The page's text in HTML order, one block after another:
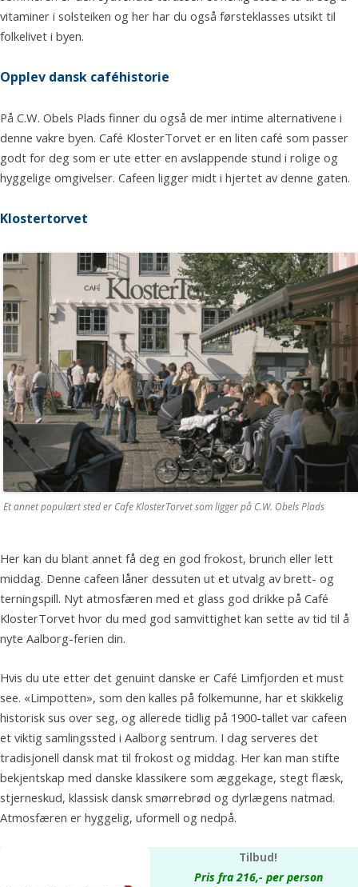
vitaminer i solsteiken og her har du også førsteklasses utsikt til
folkelivet i byen.
Opplev dansk caféhistorie
På C.W. Obels Plads finner du også de mer intime alternativene i
denne vakre byen. Café KlosterTorvet er en liten café som passer
godt for deg som er ute etter en avslappende stund i rolige og
hyggelige omgivelser. Cafeen ligger midt i hjertet av denne gaten.
Klostertorvet
Et annet populært sted er Cafe KlosterTorvet som ligger på C.W. Obels Plads
Her kan du blant annet få deg en god frokost, brunch eller lett
middag. Denne cafeen låner dessuten ut et utvalg av brett- og
terningspill. Nyt atmosfæren med et glass god drikke på Café
KlosterTorvet hvor du med god samvittighet kan sette av tid til å
nyte Aalborg-ferien din.
Hvis du ute etter det genuint danske er Café Limfjorden et must
see. «Limpotten», som den kalles på folkemunne, har et skikkelig
historisk sus over seg, og allerede tidlig på 1900-tallet var cafeen
et viktig samlingssted i Aalborg sentrum. I dag serveres det
tradisjonell dansk mat til frokost og middag. Her kan man stifte
bekjentskap med danske klassikere som æggekage, stegt flæsk,
stjerneskud, klassisk dansk smørrebrød og dyrlægens natmad.
Atmosfæren er hyggelig, uformell og nedpå.
Tilbud!
Pris fra 216,- per person